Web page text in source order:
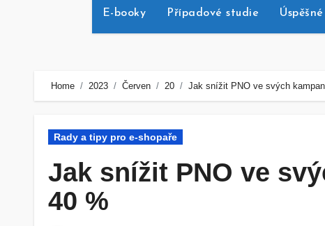
E-booky Případové studie
Home 2023 Červen 20 Jak snížit PNO ve svých
Rady a tipy pro e-shopaře
Jak snížit PNO ve
40 %